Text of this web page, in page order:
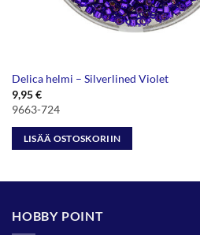
Delica helmi – Silverlined Violet
9,95€
9663-724
LISÄÄ OSTOSKORIIN
HOBBY POINT